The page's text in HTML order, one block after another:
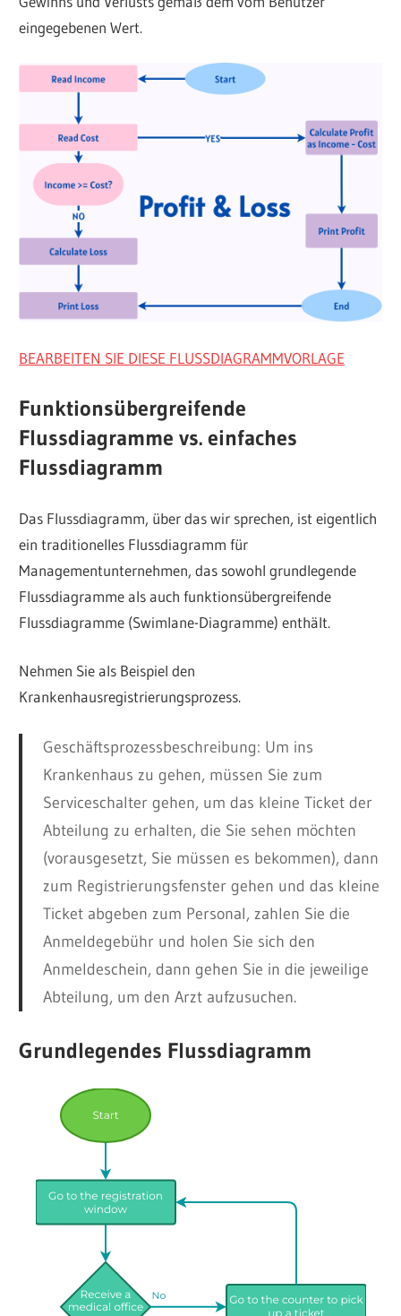
eingegebenen Wert.
BEARBEITEN SIE DIESE FLUSSDIAGRAMMVORLAGE
Funktionsübergreifende
Flussdiagramme vs. einfaches
Flussdiagramm
Das Flussdiagramm, über das wir sprechen, ist eigentlich
ein traditionelles Flussdiagramm für
Managementunternehmen, das sowohl grundlegende
Flussdiagramme als auch funktionsübergreifende
Flussdiagramme (Swimlane-Diagramme) enthält.
Nehmen Sie als Beispiel den
Krankenhausregistrierungsprozess.
Geschäftsprozessbeschreibung: Um ins
Krankenhaus zu gehen, müssen Sie zum
Serviceschalter gehen, um das kleine Ticket der
Abteilung zu erhalten, die Sie sehen möchten
(vorausgesetzt, Sie müssen es bekommen), dann
zum Registrierungsfenster gehen und das kleine
Ticket abgeben zum Personal, zahlen Sie die
Anmeldegebühr und holen Sie sich den
Anmeldeschein, dann gehen Sie in die jeweilige
Abteilung, um den Arzt aufzusuchen.
Grundlegendes Flussdiagramm